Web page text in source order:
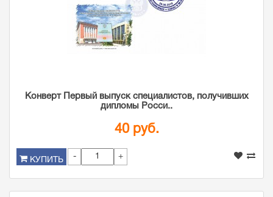
Конверт Первый выпуск специалистов, получивших
дипломы Росси..
40 руб.
КУПИТЬ - +